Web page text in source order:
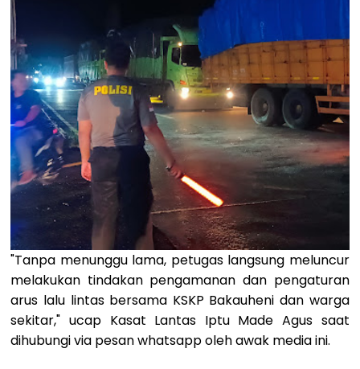
"​Tanpa menunggu lama, petugas langsung meluncur
melakukan tindakan pengamanan dan pengaturan
arus lalu lintas bersama KSKP Bakauheni dan warga
sekitar," ucap Kasat Lantas Iptu Made Agus saat
dihubungi via pesan whatsapp oleh awak media ini.